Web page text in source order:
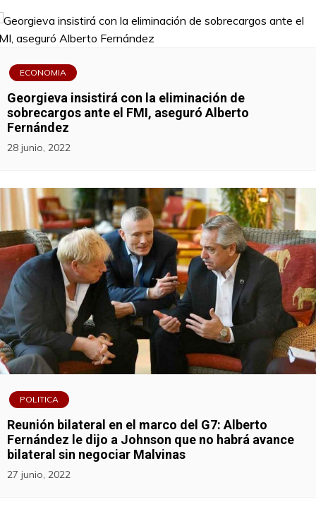
ECONOMIA
Georgieva insistirá con la eliminación de
sobrecargos ante el FMI, aseguró Alberto
Fernández
28 junio, 2022
POLITICA
Reunión bilateral en el marco del G7: Alberto
Fernández le dijo a Johnson que no habrá avance
bilateral sin negociar Malvinas
27 junio, 2022